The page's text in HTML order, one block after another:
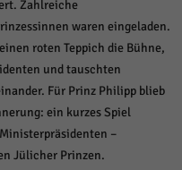
Zahlreiche
waren eingeladen.
roten Teppich die Bühne,
und tauschten
Für Prinz Philipp blieb
ein kurzes Spiel
–
Jülicher Prinzen.